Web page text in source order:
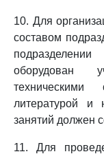
10. Для
составом
оборудован
техническими
литературой и
занятий должен
11. Для